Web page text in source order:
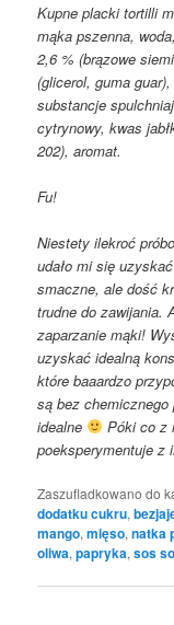
Kupne placki tortilli
mąka pszenna,
2,6 % (brązowe
(glicerol, guma
substancje
cytrynowy, kwas
202), aromat.
Fu!
Niestety ilekroć
udało mi się
smaczne, ale dość
trudne do zawijania.
zaparzanie mąki!
uzyskać idealną
które baaardzo
są bez
idealne
Póki co z
poeksperymentuje
Zaszufladkowano do
dodatku cukru,
mango,mięso,natka
oliwa,papryka,sos